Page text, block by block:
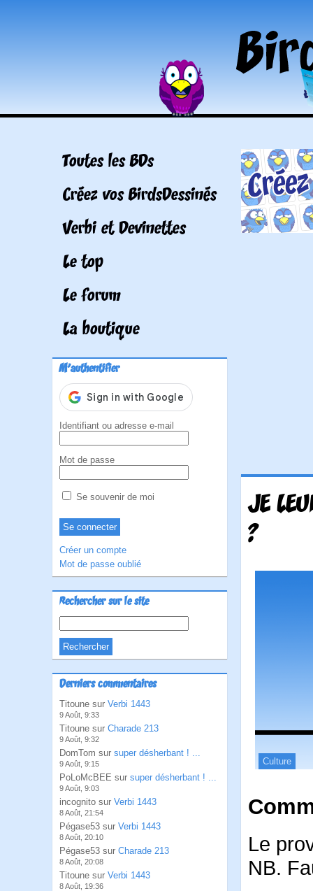
Toutes les BDs
Créez vos BirdsDessinés
Verbi et Devinettes
Le top
Le forum
La boutique
M'authentifier
Identifiant ou adresse e-mail
Mot de passe
Se souvenir de moi
Créer un compte
Mot de passe oublié
Rechercher sur le site
Derniers commentaires
Titoune sur Verbi 1443
9 Août, 9:33
Titoune sur Charade 213
9 Août, 9:32
DomTom sur super désherbant ! ...
9 Août, 9:15
PoLoMcBEE sur super désherbant ! ...
9 Août, 9:03
incognito sur Verbi 1443
8 Août, 21:54
Pégase53 sur Verbi 1443
8 Août, 20:10
Pégase53 sur Charade 213
8 Août, 20:08
Titoune sur Verbi 1443
8 Août, 19:36
JE
?
Culture
Le
NB.